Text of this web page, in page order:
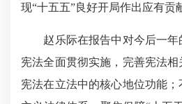
现“十五五”良好开局作出应有贡
赵乐际在报告中对今后一年
宪法全面贯彻实施，完善宪法
宪法在立法中的核心地位功能